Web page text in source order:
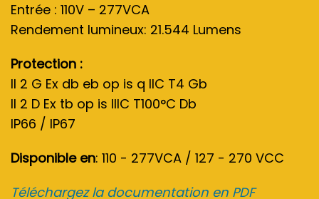
Entrée : 110V – 277VCA
Rendement lumineux: 21.544 Lumens
Protection :
II 2 G Ex db eb op is q IIC T4 Gb
II 2 D Ex tb op is IIIC T100°C Db
IP66 / IP67
Disponible en: 110 - 277VCA / 127 - 270 VCC
Téléchargez la documentation en PDF